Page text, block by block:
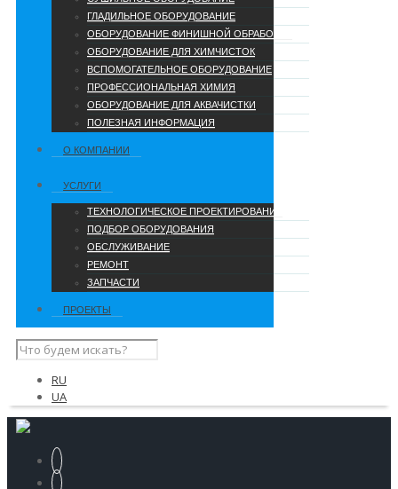
ГЛАДИЛЬНОЕ ОБОРУДОВАНИЕ
ОБОРУДОВАНИЕ ФИНИШНОЙ ОБРАБОТКИ
ОБОРУДОВАНИЕ ДЛЯ ХИМЧИСТОК
ВСПОМОГАТЕЛЬНОЕ ОБОРУДОВАНИЕ
ПРОФЕССИОНАЛЬНАЯ ХИМИЯ
ОБОРУДОВАНИЕ ДЛЯ АКВАЧИСТКИ
ПОЛЕЗНАЯ ИНФОРМАЦИЯ
О КОМПАНИИ
УCЛУГИ
ТЕХНОЛОГИЧЕСКОЕ ПРОЕКТИРОВАНИЕ
ПОДБОР ОБОРУДОВАНИЯ
ОБСЛУЖИВАНИЕ
РЕМОНТ
ЗАПЧАСТИ
ПРОЕКТЫ
RU
UA